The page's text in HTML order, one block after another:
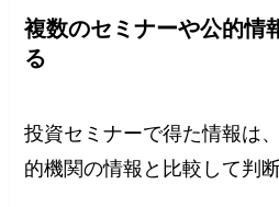
複数のセミナーや公的情
る
投資セミナーで得た情報は
的機関の情報と比較して判